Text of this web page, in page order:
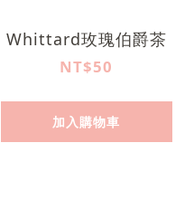
Whittard玫瑰伯爵茶
NT$50
加入購物車